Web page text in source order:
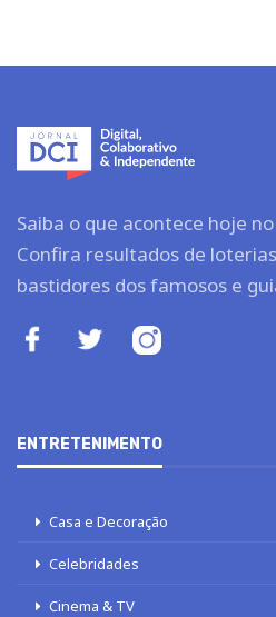
Saiba o que acontece hoje
Confira resultados de
bastidores dos famosos e
ENTRETENIMENTO
Casa e Decoração
Celebridades
Cinema & TV